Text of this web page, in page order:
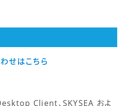
せはこちら
Client、SKYSEA およ